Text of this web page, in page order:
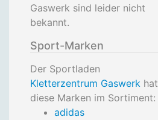
Gaswerk sind leider nicht
bekannt.
Sport-Marken
Der Sportladen
Kletterzentrum Gaswerk hat
diese Marken im Sortiment:
adidas